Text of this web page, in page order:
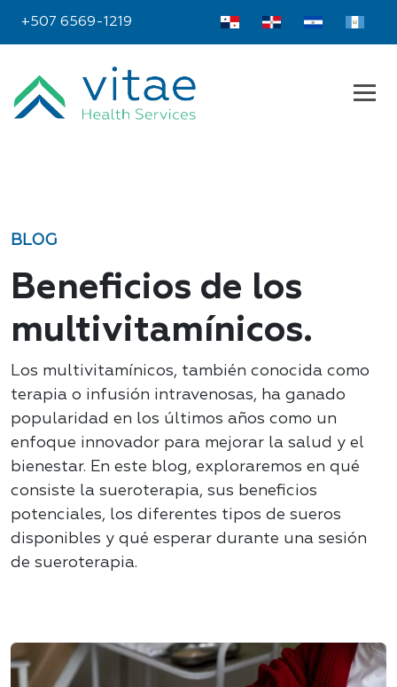
+507 6569-1219
BLOG
Beneficios de los
multivitamínicos.
Los multivitamínicos, también conocida como
terapia o infusión intravenosas, ha ganado
popularidad en los últimos años como un
enfoque innovador para mejorar la salud y el
bienestar. En este blog, exploraremos en qué
consiste la sueroterapia, sus beneficios
potenciales, los diferentes tipos de sueros
disponibles y qué esperar durante una sesión
de sueroterapia.